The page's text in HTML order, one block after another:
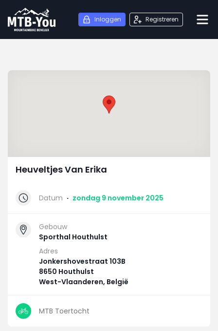
Inloggen Registreren
Heuveltjes Van Erika
Datum · zondag 9 november 2025
Gebouw
Sporthal Houthulst
Adres
Jonkershovestraat 103B
8650 Houthulst
West-Vlaanderen, België
MTB Toertocht